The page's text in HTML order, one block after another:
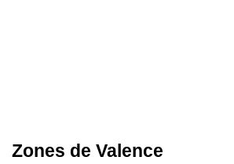
Zones de Valence